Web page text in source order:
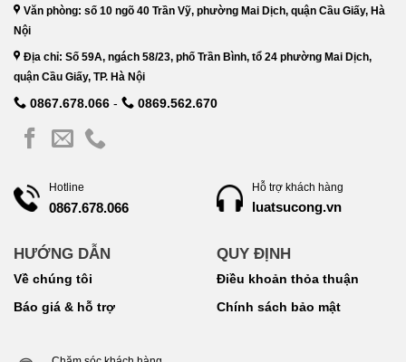
Văn phòng: số 10 ngõ 40 Trần Vỹ, phường Mai Dịch, quận Cầu Giấy, Hà
Nội
Địa chỉ: Số 59A, ngách 58/23, phố Trần Bình, tổ 24 phường Mai Dịch,
quận Cầu Giấy, TP. Hà Nội
0867.678.066 - 0869.562.670
Hotline
0867.678.066
HƯỚNG DẪN
Về chúng tôi
Báo giá & hỗ trợ
Hỗ trợ khách hàng
luatsucong.vn
QUY ĐỊNH
Điều khoản thỏa thuận
Chính sách bảo mật